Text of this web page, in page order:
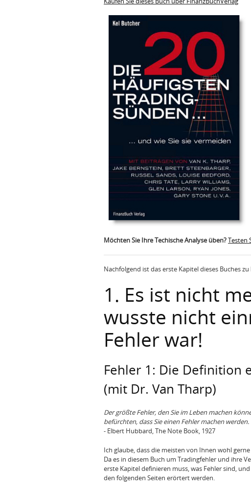
Möchten Sie Ihre Techische Analyse üben?Testen
Nachfolgend ist das erste Kapitel dieses Buches zu
1. Es ist nicht
wusste nicht
Fehler war!
Fehler 1: Die Definition
(mit Dr. Van Tharp)
Der größte Fehler, den Sie im Leben machen
befürchten, dass Sie einen Fehler machen werden.
- Elbert Hubbard, The Note Book, 1927
Ich glaube, dass die meisten von Ihnen wohl
Da es in diesem Buch um Tradingfehler und ihre
erste Kapitel definieren muss, was Fehler sind,
den folgenden Seiten erörtert werden.